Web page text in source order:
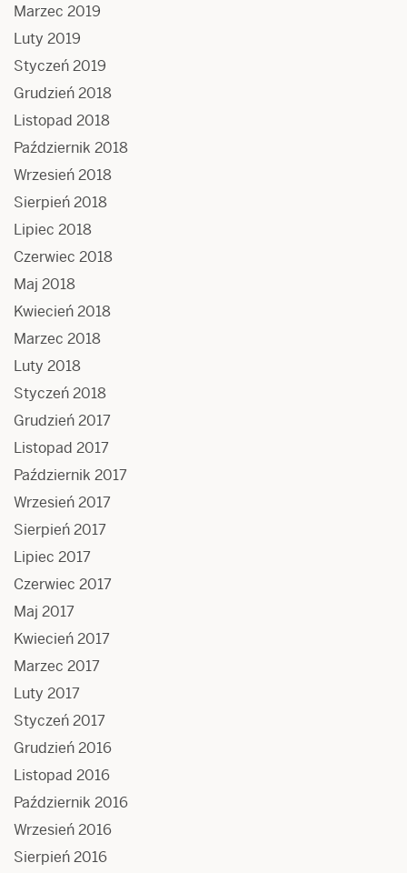
Marzec 2019
Luty 2019
Styczeń 2019
Grudzień 2018
Listopad 2018
Październik 2018
Wrzesień 2018
Sierpień 2018
Lipiec 2018
Czerwiec 2018
Maj 2018
Kwiecień 2018
Marzec 2018
Luty 2018
Styczeń 2018
Grudzień 2017
Listopad 2017
Październik 2017
Wrzesień 2017
Sierpień 2017
Lipiec 2017
Czerwiec 2017
Maj 2017
Kwiecień 2017
Marzec 2017
Luty 2017
Styczeń 2017
Grudzień 2016
Listopad 2016
Październik 2016
Wrzesień 2016
Sierpień 2016